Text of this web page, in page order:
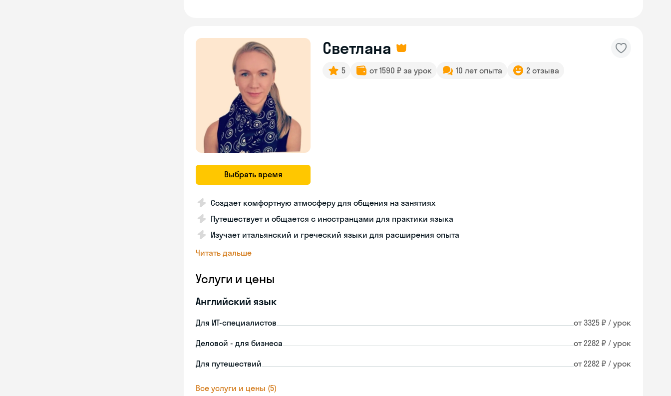
Выбрать время
Светлана
5 от 1590 ₽ за урок 10 лет опыта 2 отзыва
Создает комфортную атмосферу для общения на занятиях
Путешествует и общается с иностранцами для практики языка
Изучает итальянский и греческий языки для расширения опыта
Читать дальше
Услуги и цены
Английский язык
Для ИТ-специалистов от 3325 ₽ / урок
Деловой - для бизнеса от 2282 ₽ / урок
Для путешествий от 2282 ₽ / урок
Все услуги и цены (5)